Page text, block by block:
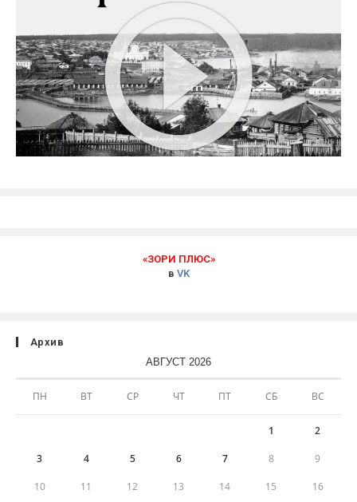
«ЗОРИ ПЛЮС»
в VK
Архив
АВГУСТ 2026
ПН ВТ СР ЧТ ПТ СБ ВС
1 2
3 4 5 6 7 8 9
10 11 12 13 14 15 16